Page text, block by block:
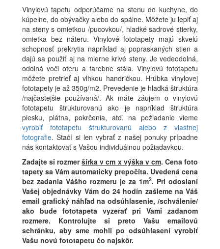
Vinylovú tapetu odporúčame na stenu do kuchyne, do
kúpeľne, do obývačky alebo do spálne. Môžete ju lepiť aj
na steny s omietkou /pucovkou/, hladké sadrové stierky,
omietka bez náteru. Vinylové fototapety majú skvelú
schopnosť prekrytia napríklad aj popraskaných stien a
dajú sa použiť aj na mierne krivé steny. Je vedeodolná,
odolná voči oteru a farebne stála. Vinylovú fototapetu
môžete pretrieť aj vlhkou handričkou. Hrúbka vinylovej
fototapety je až 350g/m2. Prevedenie je hladká štruktúra
/najčastejšie používaná/. Ak máte záujem o vinylovú
fototapetu štrukturovanú ako je napríklad štruktúra
piesku, plátna, pokrčenia, atď. na požiadanie vieme
vyrobiť fototapetu štrukturovanú alebo z vlastnej
fotografie. Stačí si len vybrať z našej ponuky prípadne
nás kontaktovať s Vašou individuálnou požiadavkou.
Zadajte si rozmeršírka v cm x výška v cm. Cena foto
tapety sa Vám automaticky prepočíta. Uvedená cena
bez zadania Vášho rozmeru je za 1m2. Pri odoslaní
Vašej objednávky Vám do 24 hodín zašleme na Váš
email grafický náhľad na odsúhlasenie, /schválenie/
ako bude fototapeta vyzerať pri Vami zadanom
rozmere. Kontrolujte si preto Vašu emailovú
schránku, aby sme mohli po odsúhlasení vyrobiť
Vašu novú fototapetu čo najskôr.